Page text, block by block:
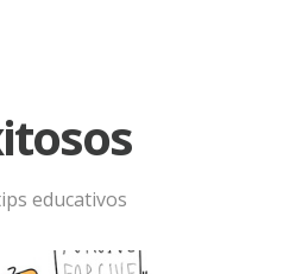
educativos